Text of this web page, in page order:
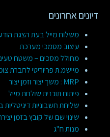
דיונים אחרונים
משלוח מייל בעת הצגת
עיצוב מסמכי מערכת
מחולל מסכים – משטח
מיישמ.ת פריוריטי לחברת
MRP : משך יצור וזמן יצור
פיתוח תוכנית שולחת מייל
שליחת חשבוניות דיגיטליות
שינוי שם של קובץ בזמן
מנות ח"ג